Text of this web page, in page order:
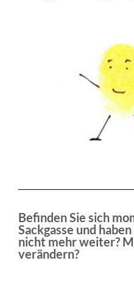
Befinden Sie sich
Sackgasse und
nicht mehr weiter?
verändern?